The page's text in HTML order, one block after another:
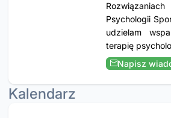
Psychologii
udzielam
terapię
Napisz
Kalendarz